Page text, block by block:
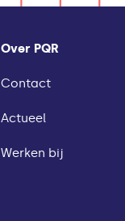
Over PQR
Contact
Actueel
Werken bij